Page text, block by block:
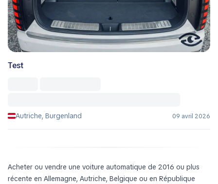
Test
Autriche, Burgenland 09 avril 2026
Acheter ou vendre une voiture automatique de 2016 ou plus
récente en Allemagne, Autriche, Belgique ou en République